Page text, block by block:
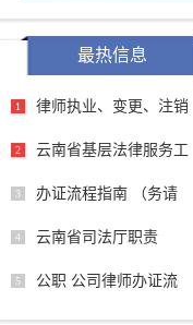
最热信息
1 律师执业、变更、注销
2 云南省基层法律服务工
3 办证流程指南 （务请
4 云南省司法厅职责
5 公职 公司律师办证流